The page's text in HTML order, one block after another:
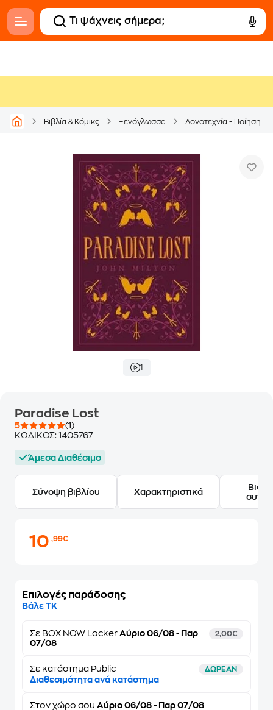
Βιβλία & Κόμικς Ξενόγλωσσα Λογοτεχνία - Ποίηση
1
Paradise Lost
5
(1)
ΚΩΔΙΚΟΣ: 1405767
Άμεσα Διαθέσιμο
Σύνοψη βιβλίου Χαρακτηριστικά
10,99€
Επιλογές παράδοσης
Βάλε ΤΚ
Σε BOX NOW Locker Αύριο 06/08 - Παρ
07/08
2,00€
Σε κατάστημα Public ΔΩΡΕΑΝ
Διαθεσιμότητα ανά κατάστημα
Στον χώρο σου Αύριο 06/08 - Παρ 07/08